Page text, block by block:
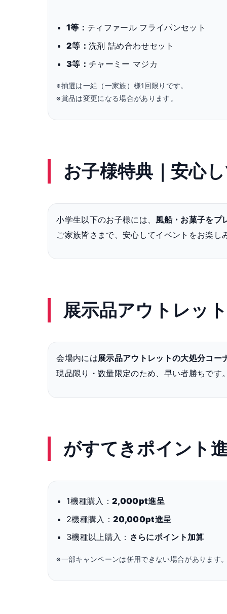
1等： ティファール フライパンセット
2等：洗剤 詰め合わせセット
3等：チャーミー マジカ
※抽選は一組（一家族）様1回限りです。
※賞品は変更になる場合があります。
お子様特典｜安心
小学生以下のお子様には、 風船・お菓子をプ
ご家族皆さまで、安心してイベントをお楽し
展示品アウトレッ
会場内には展示品アウトレットの大処分コー
現品限り・数量限定のため、早い者勝ちです
がすてきポイント
1機種購入：2,000pt進呈
2機種購入：20,000pt進呈
3機種以上購入： さらにポイント加算
※一部キャンペーンは併用できない場合があります